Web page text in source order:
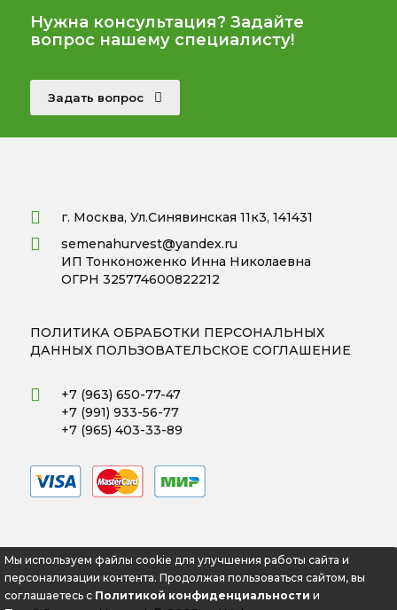
Нужна консультация? Задайте
вопрос нашему специалисту!
Задать вопрос
г. Москва, Ул.Синявинская 11к3, 141431
semenahurvest@yandex.ru
ИП Тонконоженко Инна Николаевна
ОГРН 325774600822212
ПОЛИТИКА ОБРАБОТКИ ПЕРСОНАЛЬНЫХ
ДАННЫХ ПОЛЬЗОВАТЕЛЬСКОЕ СОГЛАШЕНИЕ
+7 (963) 650-77-47
+7 (991) 933-56-77
+7 (965) 403-33-89
Мы используем файлы cookie для улучшения работы сайта и
персонализации контента. Продолжая пользоваться сайтом, вы
соглашаетесь с Политикой конфиденциальности и